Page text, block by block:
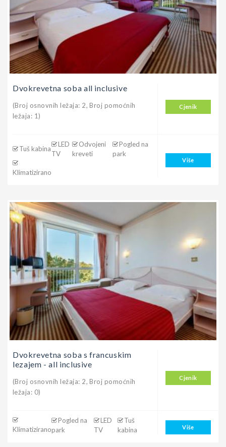
Dvokrevetna soba all inclusive
(Broj osnovnih ležaja: 2, Broj pomoćnih
ležaja: 1)
Cjenik
Tuš kabina
LED
TV
Odvojeni
kreveti
Pogled na
park
Klimatizirano
Više
Dvokrevetna soba s francuskim
lezajem - all inclusive
(Broj osnovnih ležaja: 2, Broj pomoćnih
ležaja: 0)
Cjenik
Klimatizirano
Pogled na
park
LED
TV
Tuš
kabina
Više